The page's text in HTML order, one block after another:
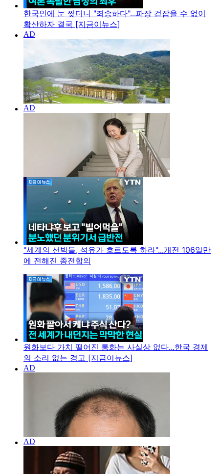
한국인에 눈 찢더니 "죄송하다"...파장 걷잡을 수 없이
확산하자 결국 [지금이뉴스]
"세계의 선박들, 석유가 흐르도록 하라"...개전 106일만
에 전해진 종전합의
원화보다 가치 떨어진 통화는 사실상 없다...한국 경제
의 소리 없는 경고 [지금이뉴스]